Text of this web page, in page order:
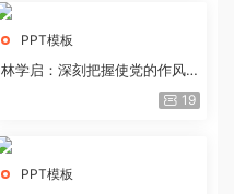
PPT模板
林学启：深刻把握使党的作风全
19
PPT模板